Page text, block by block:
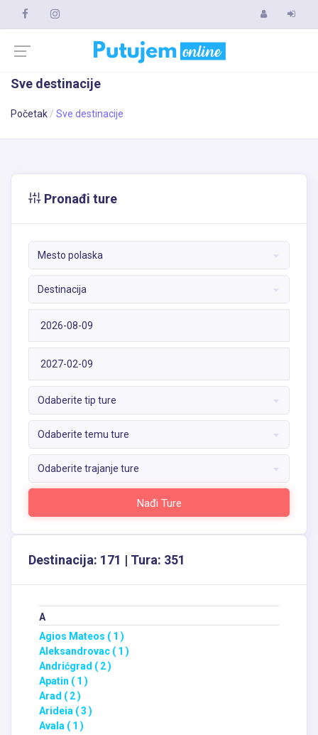
Sve destinacije
Početak Sve destinacije
Pronađi ture
Mesto polaska
Destinacija
Odaberite tip ture
Odaberite temu ture
Odaberite trajanje ture
Nađi Ture
Destinacija: 171 | Tura: 351
A
Agios Mateos ( 1 )
Aleksandrovac ( 1 )
Andrićgrad ( 2 )
Apatin ( 1 )
Arad ( 2 )
Arideia ( 3 )
Avala ( 1 )